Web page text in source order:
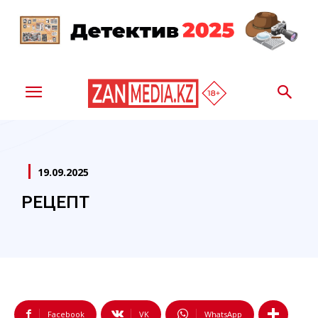
19.09.2025
РЕЦЕПТ
Facebook VK WhatsApp